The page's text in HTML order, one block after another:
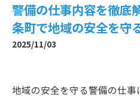
警備の仕事内容を徹底
条町で地域の安全を守
2025/11/03
地域の安全を守る警備の仕